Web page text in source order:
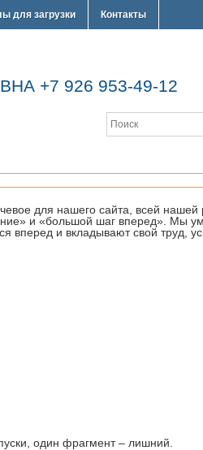
для загрузки Контакты
+7 926 953-49-12
Search
для нашего сайта, всей нашей
и «большой шаг вперед». Мы
вперед и вкладывают свой труд,
один фрагмент – лишний.